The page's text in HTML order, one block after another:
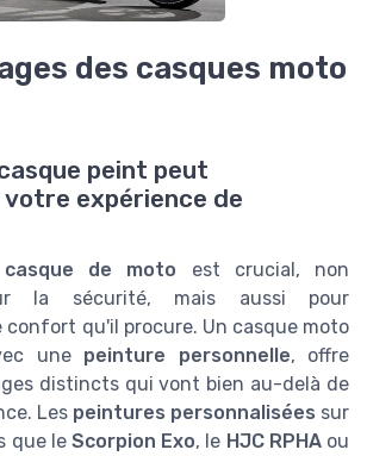
des casques moto
peint peut
expérience de
casque de moto est crucial, non
la sécurité, mais aussi pour
qu'il procure. Un casque moto
une peinture personnelle, offre
distincts qui vont bien au-delà de
Les peintures personnalisées sur
que le Scorpion Exo, le HJC RPHAou